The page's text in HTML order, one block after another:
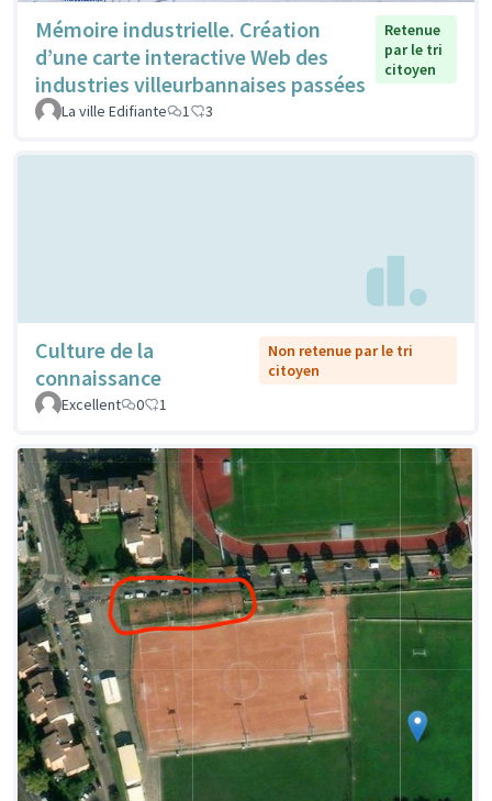
Mémoire industrielle. Création
d’une carte interactive Web des
industries villeurbannaises passées
Retenue
par le tri
citoyen
La ville Edifiante 1 3
Culture de la
connaissance
Non retenue par le tri
citoyen
Excellent
0 1